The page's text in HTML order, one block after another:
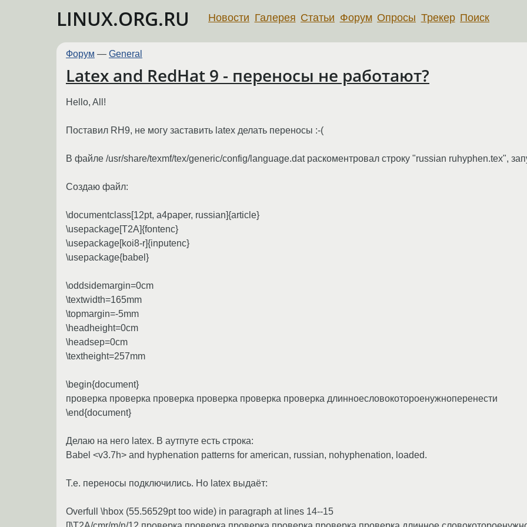
LINUX.ORG.RU Новости Галерея Статьи Форум Опросы Трекер Поиск
Форум — General
Latex and RedHat 9 - переносы не работают?
Hello, All!
Поставил RH9, не могу заставить latex делать переносы :-(
В файле /usr/share/texmf/tex/generic/config/language.dat раскоментровал строку "russian ruhyphen.tex",
Создаю файл:
\documentclass[12pt, a4paper, russian]{article}
\usepackage[T2A]{fontenc}
\usepackage[koi8-r]{inputenc}
\usepackage{babel}
\oddsidemargin=0cm
\textwidth=165mm
\topmargin=-5mm
\headheight=0cm
\headsep=0cm
\textheight=257mm
\begin{document}
проверка проверка проверка проверка проверка проверка длинноесловокотороенужноперенести
\end{document}
Делаю на него latex. В аутпуте есть строка:
Babel <v3.7h> and hyphenation patterns for american, russian, nohyphenation, loaded.
Т.е. переносы подключились. Но latex выдаёт:
Overfull \hbox (55.56529pt too wide) in paragraph at lines 14--15